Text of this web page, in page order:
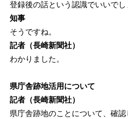
登録後の話という認識でいいでし
知事
そうですね。
記者（長崎新聞社）
わかりました。
県庁舎跡地活用について
記者（長崎新聞社）
県庁舎跡地のことについて、確